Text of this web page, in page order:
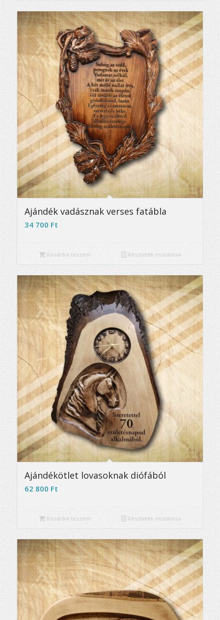
Ajándék vadásznak verses fatábla
34 700 Ft
Kosárba teszem Részletek mutatása
Ajándékötlet lovasoknak diófából
62 800 Ft
Kosárba teszem Részletek mutatása